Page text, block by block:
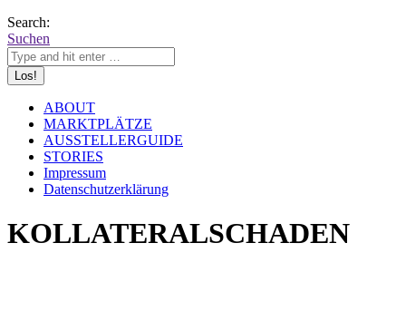
Search:
Suchen
ABOUT
MARKTPLÄTZE
AUSSTELLERGUIDE
STORIES
Impressum
Datenschutzerklärung
KOLLATERALSCHADEN